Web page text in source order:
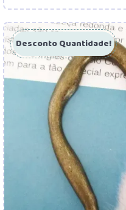
Desconto Quantidade!